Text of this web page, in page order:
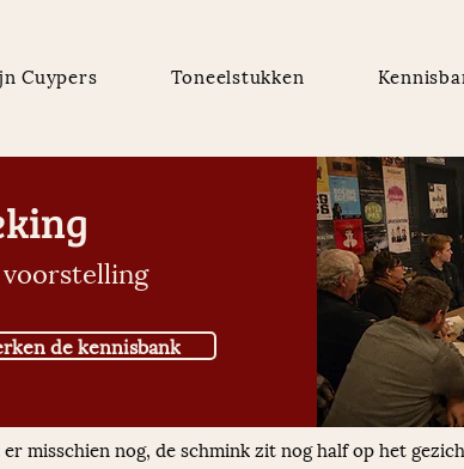
Cuypers Toneelstukken
de kennisbank
misschien nog, de schmink zit nog half op het